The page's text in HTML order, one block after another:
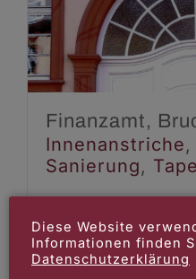
Innenanstriche
Finanzamt,
Innenanstriche,
Sanierung,
Diese Website
Informationen finden
Datenschutzerklärung